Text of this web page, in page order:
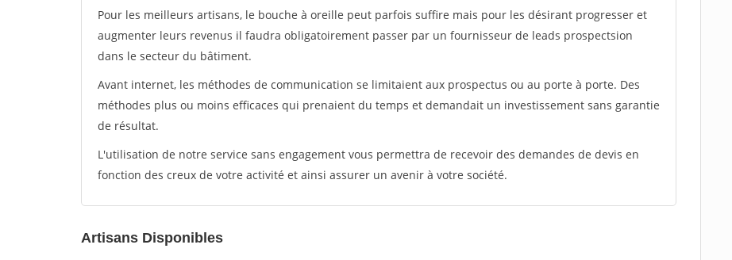
Pour les meilleurs artisans, le bouche à oreille peut parfois suffire mais pour les désirant progresser et
augmenter leurs revenus il faudra obligatoirement passer par un fournisseur de leads prospectsion
dans le secteur du bâtiment.
Avant internet, les méthodes de communication se limitaient aux prospectus ou au porte à porte. Des
méthodes plus ou moins efficaces qui prenaient du temps et demandait un investissement sans garantie
de résultat.
L'utilisation de notre service sans engagement vous permettra de recevoir des demandes de devis en
fonction des creux de votre activité et ainsi assurer un avenir à votre société.
Artisans Disponibles